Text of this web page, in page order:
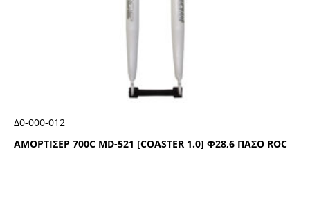
ΑΜΟΡΤΙΣΕΡ 700C ΜD-521 [CΟΑSΤΕR 1.0] Φ28,6 ΠΑΣΟ RΟC
Δ0-000-012